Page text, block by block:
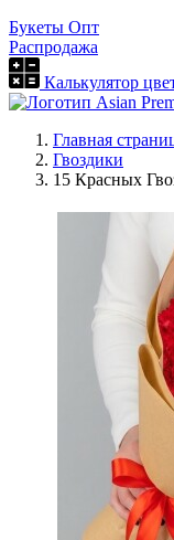
Букеты Опт
Распродажа
Калькулятор
Главная
Гвоздики
15 Красных